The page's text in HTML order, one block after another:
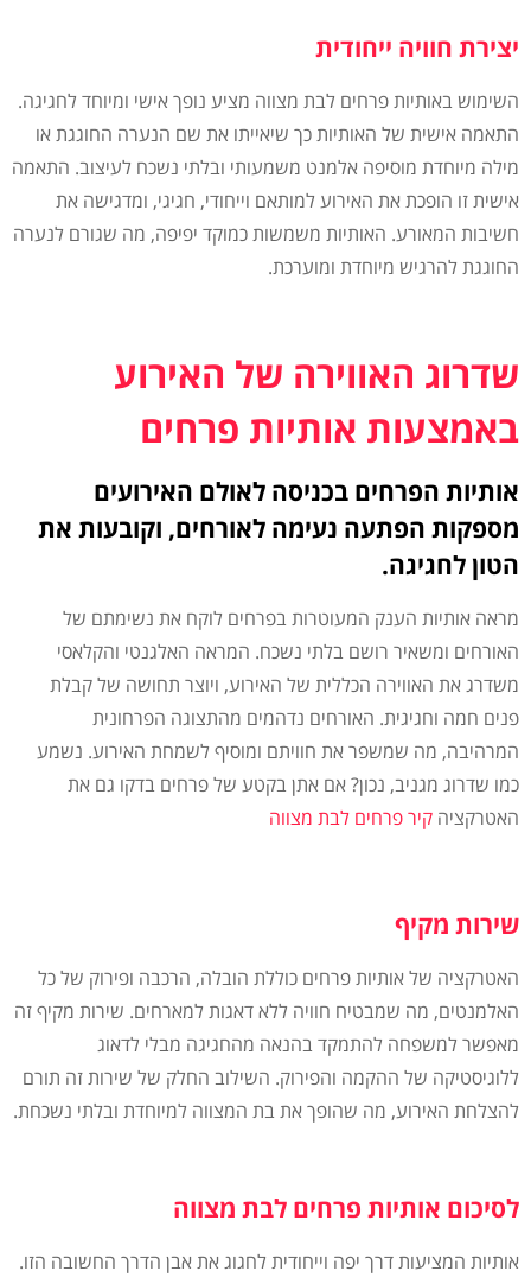
יצירת חוויה ייחודית
השימוש באותיות פרחים לבת מצווה מציע נופך אישי ומיוחד לחגיגה.
התאמה אישית של האותיות כך שיאייתו את שם הנערה החוגגת או
מילה מיוחדת מוסיפה אלמנט משמעותי ובלתי נשכח לעיצוב. התאמה
אישית זו הופכת את האירוע למותאם וייחודי, חגיגי, ומדגישה את
חשיבות המאורע. האותיות משמשות כמוקד יפיפה, מה שגורם לנערה
החוגגת להרגיש מיוחדת ומוערכת.
שדרוג האווירה של האירוע
באמצעות אותיות פרחים
אותיות הפרחים בכניסה לאולם האירועים
מספקות הפתעה נעימה לאורחים, וקובעות את
הטון לחגיגה.
מראה אותיות הענק המעוטרות בפרחים לוקח את נשימתם של
האורחים ומשאיר רושם בלתי נשכח. המראה האלגנטי והקלאסי
משדרג את האווירה הכללית של האירוע, ויוצר תחושה של קבלת
פנים חמה וחגיגית. האורחים נדהמים מהתצוגה הפרחונית
המרהיבה, מה שמשפר את חוויתם ומוסיף לשמחת האירוע. נשמע
כמו שדרוג מגניב, נכון? אם אתן בקטע של פרחים בדקו גם את
האטרקציה קיר פרחים לבת מצווה
שירות מקיף
האטרקציה של אותיות פרחים כוללת הובלה, הרכבה ופירוק של כל
האלמנטים, מה שמבטיח חוויה ללא דאגות למארחים. שירות מקיף זה
מאפשר למשפחה להתמקד בהנאה מהחגיגה מבלי לדאוג
ללוגיסטיקה של ההקמה והפירוק. השילוב החלק של שירות זה תורם
להצלחת האירוע, מה שהופך את בת המצווה למיוחדת ובלתי נשכחת.
לסיכום אותיות פרחים לבת מצווה
אותיות המציעות דרך יפה וייחודית לחגוג את אבן הדרך החשובה הזו.